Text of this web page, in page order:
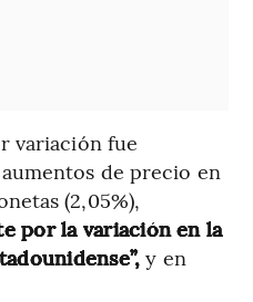
variación fue
de precio en
(2,05%),
por la variación en la
y en